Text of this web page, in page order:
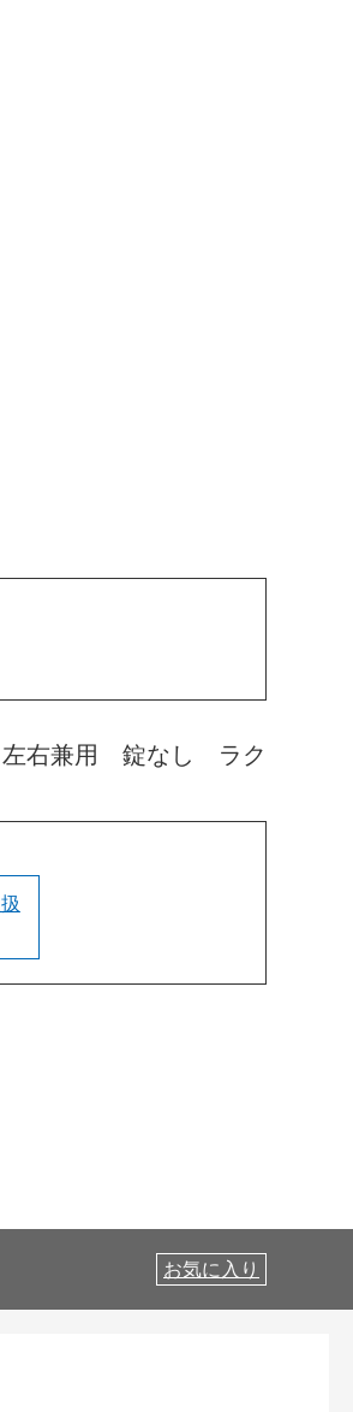
右兼用 錠なし ラク
お気に入り